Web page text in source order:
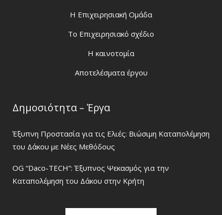
H Eπιχειρησιακή Ομάδα
Το Επιχειρησιακό σχέδιο
Η καινοτομία
Αποτελέσματα έργου
Δημοσιότητα – Έργα
Έξυπνη Προστασία για τις Ελιές: Βιώσιμη Καταπολέμηση
του Δάκου με Νέες Μεθόδους
OG “Daco-TECH”: Έξυπνος Ψεκασμός για την
Καταπολέμηση του Δάκου στην Κρήτη